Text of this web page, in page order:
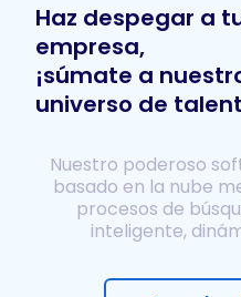
Haz despegar a
empresa,
¡súmate a
universo de
Nuestro poderoso
basado en la nube
procesos de
inteligente,